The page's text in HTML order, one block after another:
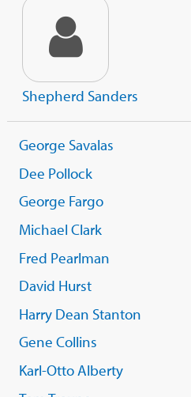
Shepherd Sanders
George Savalas
Dee Pollock
George Fargo
Michael Clark
Fred Pearlman
David Hurst
Harry Dean Stanton
Gene Collins
Karl-Otto Alberty